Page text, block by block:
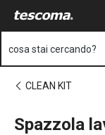
cosa stai cercando?
CLEAN KIT
Spazzola